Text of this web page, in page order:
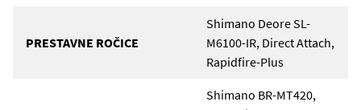
PRESTAVNE ROČICE
Shimano Deore SL-
M6100-IR, Direct Attach,
Rapidfire-Plus
Shimano BR-MT420,